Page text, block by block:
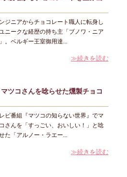
ジニアからチョコレート職人に転身し
ニークな経歴の持ち主「ブノワ・ニア
。ベルギー王室御用達...
≫続きを読む
ツコさんを唸らせた燻製チョコ
ビ番組『マツコの知らない世界』でマ
さんを「すっごい、おいしい！」と唸
た「アルノー・ラエー...
≫続きを読む